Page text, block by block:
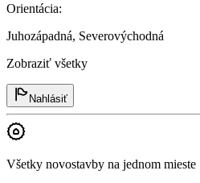
Orientácia:
Juhozápadná, Severovýchodná
Zobraziť všetky
Nahlásiť
Všetky novostavby na jednom mieste